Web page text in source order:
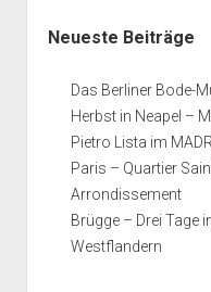
Neueste Beiträge
Das Berliner Bode-
Herbst in Neapel –
Pietro Lista im
Paris – Quartier
Arrondissement
Brügge – Drei Tage
Westflandern